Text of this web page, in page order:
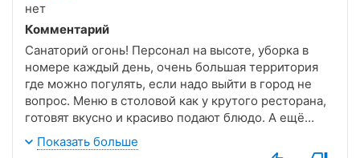
нет
Комментарий
Санаторий огонь! Персонал на высоте, уборка в
номере каждый день, очень большая территория
где можно погулять, если надо выйти в город не
вопрос. Меню в столовой как у крутого ресторана,
готовят вкусно и красиво подают блюдо. А ещё
можно ездить в туры, это вообще не забываемые
события. В общем я ставлю персоналу 10 звезд и
Показать больше